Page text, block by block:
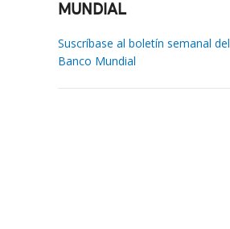
MUNDIAL
Suscríbase al boletín semanal del
Banco Mundial